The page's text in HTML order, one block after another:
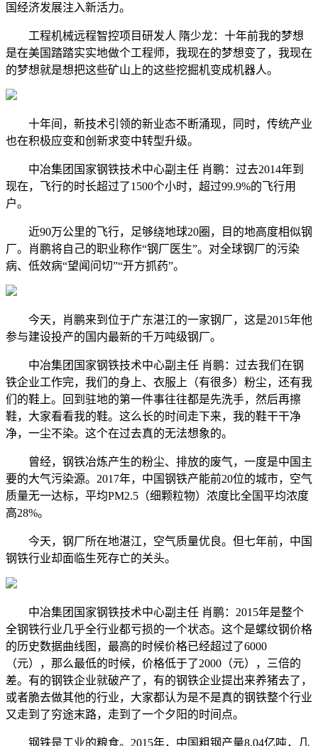
国经济发展注入新活力。
工程机械远程智控项目研发人 隋少龙：十年前我的梦想
是在美国踏踏实实地做个工程师，我现在的梦想变了，我现在
的梦想就是想把这些矿山上的这些挖掘机变成机器人。
十年间，新技术引领的新业态不断涌现，同时，传统产业
也在积极应变和创新求变中转型升级。
中冶集团国家钢铁技术中心副主任 肖鹏：过去2014年到
现在，飞行的时长超过了1500个小时，超过99.9%的飞行用
户。
近90万公里的飞行，足够绕地球20圈，目的地高度相似钢
厂。肖鹏将自己的职业称作“钢厂医生”。对全球钢厂的污染
病、低效病“望闻问切”“开方抓药”。
今天，肖鹏来到位于广东湛江的一家钢厂，这是2015年他
参与建设投产的国内最新的千万吨级钢厂。
中冶集团国家钢铁技术中心副主任 肖鹏：过去我们在钢
铁企业工作完，我们的身上、衣服上（有很多）粉尘，还有我
们的鞋上。回到驻地的第一件事往往都是先洗手，然后再擦
鞋，大家看看我的鞋。这么长的时间走下来，我的鞋干干净
净，一尘不染。这个在过去真的无法想象的。
曾经，钢铁冶炼产生的粉尘、排放的废气，一度是中国主
要的大气污染源。2017年，中国钢铁产能前20位的城市，空气
质量无一达标，平均PM2.5（细颗粒物）浓度比全国平均浓度
高28%。
今天，钢厂所在地湛江，空气质量优良。但七年前，中国
钢铁行业却面临生死存亡的关头。
中冶集团国家钢铁技术中心副主任 肖鹏：2015年是整个
全钢铁行业几乎全行业都亏损的一个状态。这个是螺纹钢价格
的历史数据曲线图，最高的时候价格已经超过了6000
（元），那么最低的时候，价格低于了2000（元），三倍的
差。有的钢铁企业就破产了，有的钢铁企业提出来养猪去了，
或者脆去做其他的行业，大家都认为是不是真的钢铁整个行业
又走到了穷途末路，走到了一个夕阳的时间点。
钢铁是工业的粮食。2015年，中国粗钢产量8.04亿吨，几